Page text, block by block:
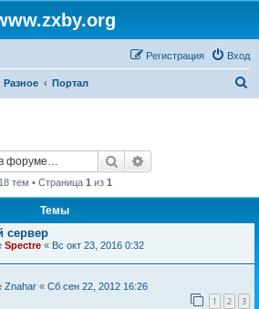
Вход
Регистрация
Разное Портал
Поиск
18 тем • Страница 1 из 1
Темы
сервер
Spectre « Вс окт 23, 2016 0:32
Znahar « Сб сен 22, 2012 16:26
1 2 3